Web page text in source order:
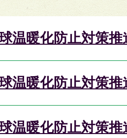
温暖化防止対策
温暖化防止対策推
温暖化防止対策